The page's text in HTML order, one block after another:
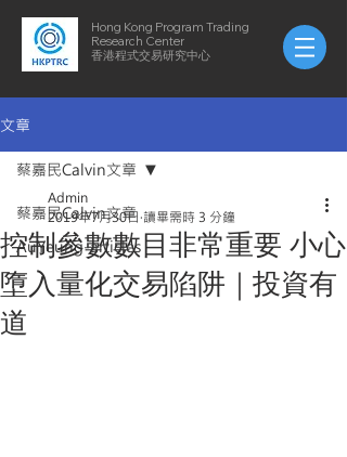
Hong Kong Program Trading
Research Center
​​香港程式交易研究中心
文章
蔡嘉民Calvin文章
AuYeung-articles
蔡嘉民Calvin文章
控制參數數目非常重要 小心
墮入量化交易陷阱｜投資有
道
Admin
2019年7月30日 讀畢需時 3 分鐘